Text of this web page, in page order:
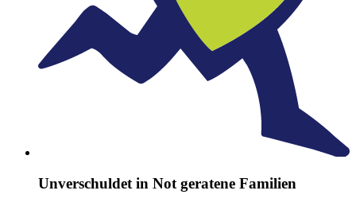
Unverschuldet in Not geratene Familien